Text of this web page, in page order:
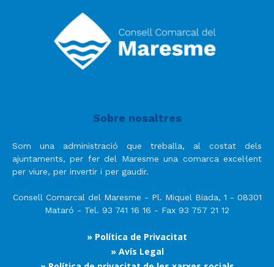
Sobre nosaltres
Som una administració que treballa, al costat dels
ajuntaments, per fer del Maresme una comarca excel·lent
per viure, per invertir i per gaudir.
Consell Comarcal del Maresme - Pl. Miquel Biada, 1 - 08301
Mataró - Tel. 93 741 16 16 - Fax 93 757 21 12
» Política de Privacitat
» Avís Legal